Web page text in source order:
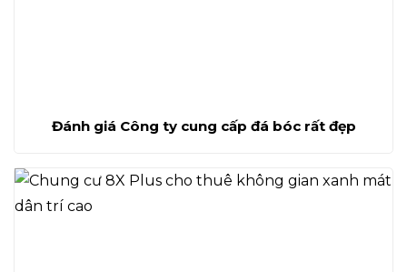
Đánh giá Công ty cung cấp đá bóc rất đẹp